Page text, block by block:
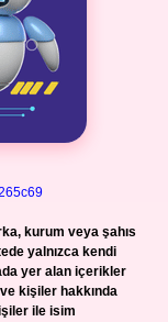
kurum veya şahıs
yalnızca kendi
yer alan içerikler
kişiler hakkında
ile isim